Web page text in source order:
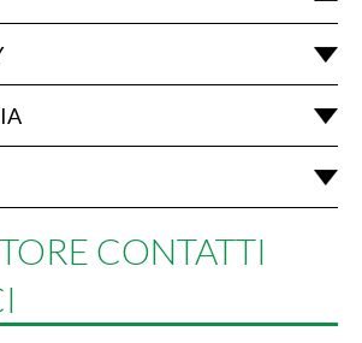
CONTATTI